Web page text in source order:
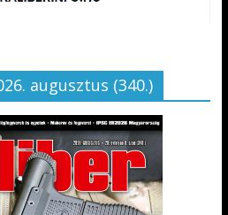
augusztus (340.)